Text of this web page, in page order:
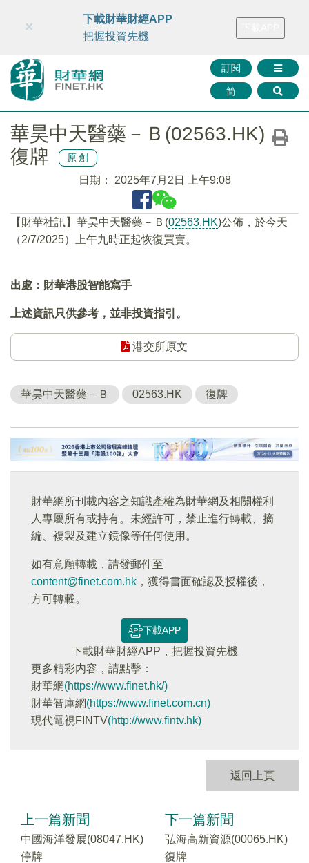
財華智庫網 FINTV FINMETA 財華證券 媒體矩陣
訂閱
简
×
下載財華財經APP
把握投資先機
華昊中天醫藥－Ｂ(02563.HK)
復牌
原創
日期： 2025年7月2日 上午9:08
【財華社訊】華昊中天醫藥－Ｂ(02563.HK)公佈，於今天
（2/7/2025）上午九時正起恢復買賣。
出處：財華港股智能寫手
上述資訊只供參考，並非投資指引。
港交所原文
華昊中天醫藥－Ｂ 02563.HK 復牌
財華網所刊載內容之知識產權為財華網及相關權利
人專屬所有或持有。未經許可，禁止進行轉載、摘
編、複製及建立鏡像等任何使用。
如有意願轉載，請發郵件至
content@finet.com.hk ，獲得書面確認及授權後，
方可轉載。
下載APP
下載財華財經APP，把握投資先機
更多精彩内容，請點擊：
財華網(https://www.finet.hk/)
財華智庫網(https://www.finet.com.cn)
現代電視FINTV(http://www.fintv.hk)
返回上頁
上一篇新聞
中國海洋發展(08047.HK)
停牌
下一篇新聞
弘海高新資源(00065.HK)
復牌